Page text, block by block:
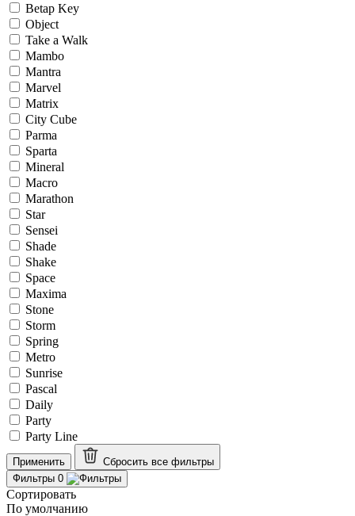
Betap Key
Object
Take a Walk
Mambo
Mantra
Marvel
Matrix
City Cube
Parma
Sparta
Mineral
Macro
Marathon
Star
Sensei
Shade
Shake
Space
Maxima
Stone
Storm
Spring
Metro
Sunrise
Pascal
Daily
Party
Party Line
Применить Сбросить все фильтры
Фильтры 0
Сортировать
По умолчанию